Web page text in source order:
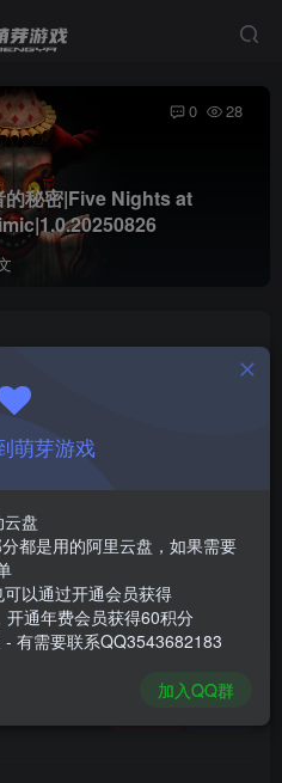
的秘密|Five Nights at
0 28
1
登录购买
18.95 GB
萌芽游戏
盘
都是用的阿里云盘，如果需要
以通过开通会员获得
通年费会员获得60积分
有需要联系QQ3543682183
加入QQ群